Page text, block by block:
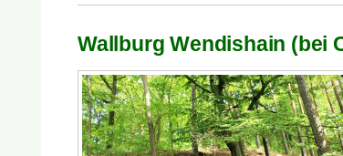
Wallburg Wendishain (bei